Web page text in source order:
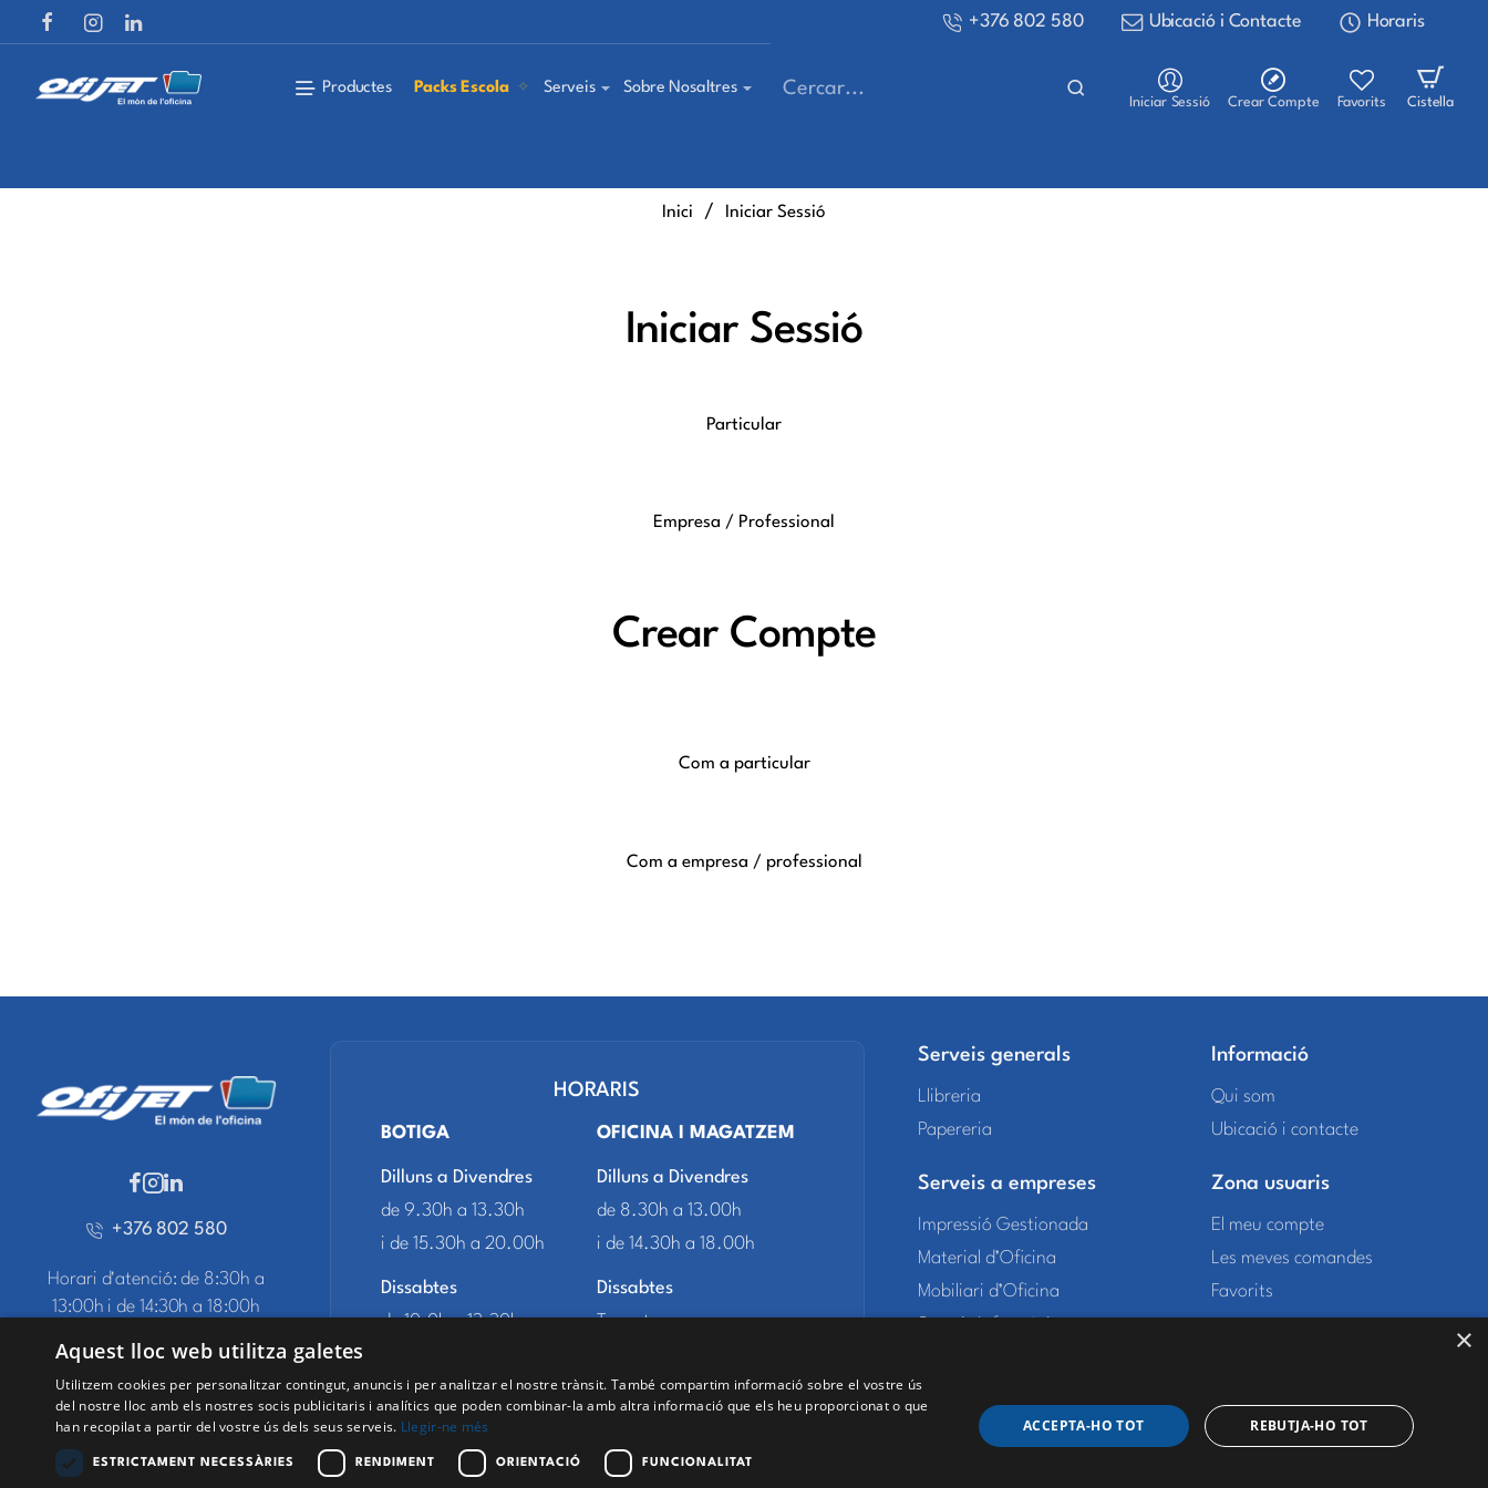
+376 802 580 Ubicació i Contacte Horaris
Productes Packs Escola Serveis Sobre Nosaltres
Iniciar Sessió Crear Compte Favorits Cistella
Inici homeIniciar Sessió
Iniciar Sessió
Particular
Empresa / Professional
Crear Compte
Com a particular
Com a empresa / professional
+376 802 580
Horari d'atenció: de 8:30h a
13:00h i de 14:30h a 18:00h
Contacte
HORARIS
BOTIGA
Dilluns a Divendres
de 9.30h a 13.30h
i de 15.30h a 20.00h
Dissabtes
de 10.0h a 13.30h
OFICINA I MAGATZEM
Dilluns a Divendres
de 8.30h a 13.00h
i de 14.30h a 18.00h
Dissabtes
Tancat
Serveis generals
Llibreria
Papereria
Serveis a empreses
Impressió Gestionada
Material d’Oficina
Mobiliari d’Oficina
Informació
Qui som
Ubicació i contacte
Zona usuaris
El meu compte
Les meves comandes
Favorits
×
Aquest lloc web utilitza galetes
Utilitzem cookies per personalitzar contingut, anuncis i per analitzar el nostre trànsit. També compartim informació sobre el vostre ús
del nostre lloc amb els nostres socis publicitaris i analítics que poden combinar-la amb altra informació que els heu proporcionat o que
han recopilat a partir del vostre ús dels seus serveis. Llegir-ne més
ESTRICTAMENT NECESSÀRIES RENDIMENT ORIENTACIÓ FUNCIONALITAT
ACCEPTA-HO TOT REBUTJA-HO TOT